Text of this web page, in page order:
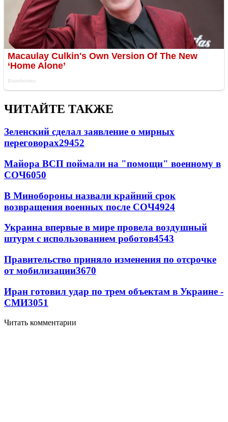
ЧИТАЙТЕ ТАКЖЕ
Зеленский сделал заявление о мирных
переговорах29452
Майора ВСП поймали на "помощи" военному в
СОЧ6050
В Минобороны назвали крайний срок
возвращения военных после СОЧ4924
Украина впервые в мире провела воздушный
штурм с использованием роботов4543
Правительство приняло изменения по отсрочке
от мобилизации3670
Иран готовил удар по трем объектам в Украине -
СМИ3051
Читать комментарии